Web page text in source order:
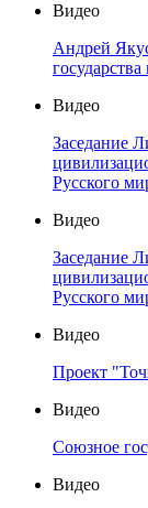
Видео
Андрей
Видео
Заседание
Русского
Видео
Заседание
Русского
Видео
Проект
Видео
Союзное
Видео